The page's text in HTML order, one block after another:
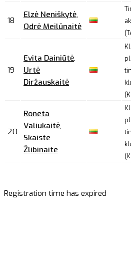
18
Elzė Neniškytė,
Odrė Meilūnaitė
19
Evita Dainiūtė,
Urtė
Diržauskaitė
20
Roneta
Valiukaitė,
Skaiste
Žlibinaite
Registration time has expired